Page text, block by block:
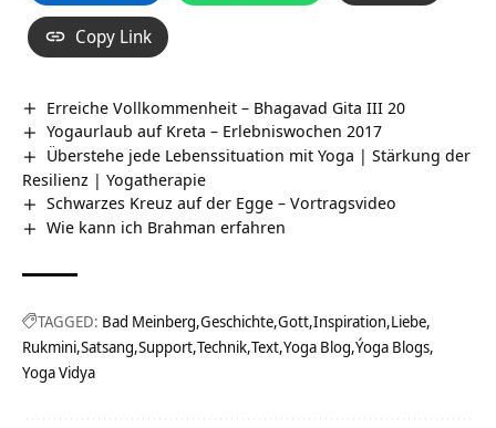
Copy Link
Erreiche Vollkommenheit – Bhagavad Gita III 20
Yogaurlaub auf Kreta – Erlebniswochen 2017
Überstehe jede Lebenssituation mit Yoga | Stärkung der
Resilienz | Yogatherapie
Schwarzes Kreuz auf der Egge‏‎ – Vortragsvideo
Wie kann ich Brahman erfahren
TAGGED: Bad Meinberg Geschichte Gott Inspiration Liebe
Rukmini Satsang Support Technik Text Yoga Blog Ýoga Blogs
Yoga Vidya